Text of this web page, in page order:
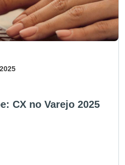
CX no Varejo 2025